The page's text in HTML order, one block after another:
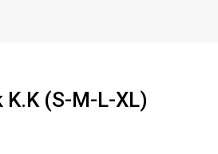
(S-M-L-XL)